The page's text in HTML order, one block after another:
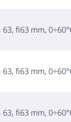
fi63 mm,
fi63 mm,
fi63 mm,